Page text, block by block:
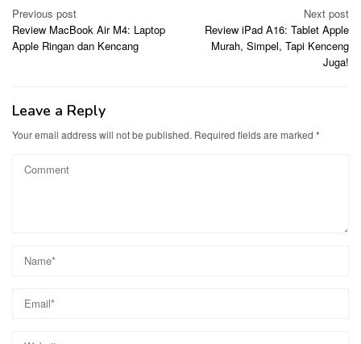
Post
navigation
Previous post
Review MacBook Air M4: Laptop
Apple Ringan dan Kencang
Next post
Review iPad A16: Tablet Apple
Murah, Simpel, Tapi Kenceng
Juga!
Leave a Reply
Your email address will not be published. Required fields are marked *